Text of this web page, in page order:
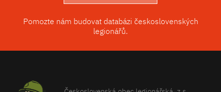
Pomozte nám budovat databázi československých
legionářů.